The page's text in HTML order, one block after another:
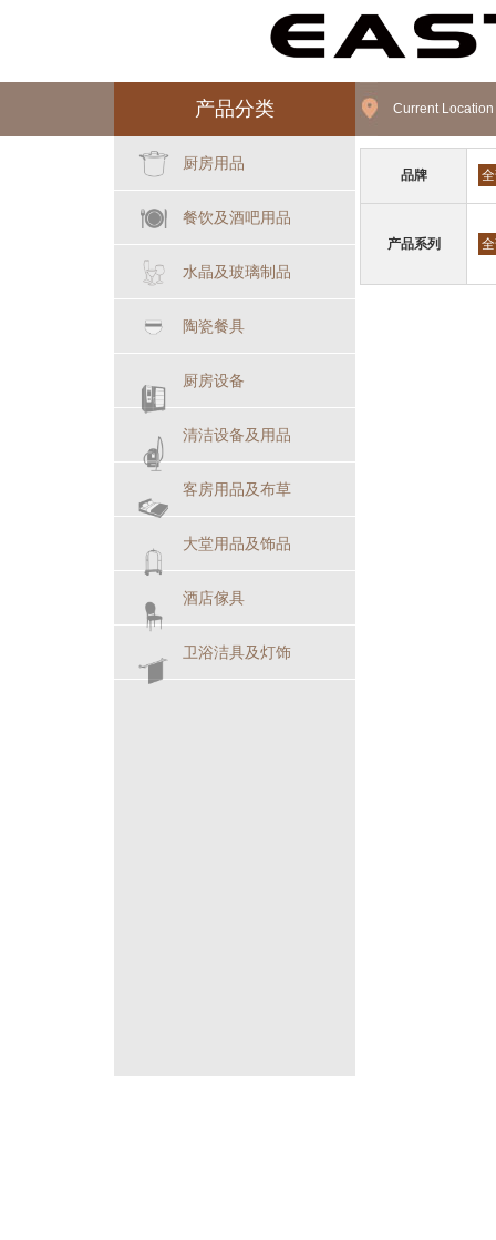
产品分类
厨房用品
餐饮及酒吧用品
水晶及玻璃制品
陶瓷餐具
厨房设备
清洁设备及用品
客房用品及布草
大堂用品及饰品
酒店傢具
卫浴洁具及灯饰
Current Location
品牌
产品系列